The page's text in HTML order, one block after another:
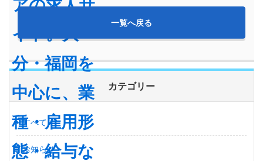
一覧へ戻る
カテゴリー
すべて
お知らせ